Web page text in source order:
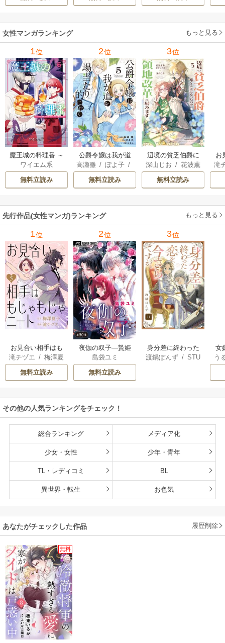
女性マンガランキング もっと見る
1位
魔王城の料理番 ～
コワモテ魔族ばか
りだけど、ホワイ
トな職場です～
ワイエム系
無料立読み
2位
公爵令嬢は我が道
を場当たり的に行
く
高瀬雛/ ぽよ子/
にもし
無料立読み
3位
辺境の貧乏伯爵に
嫁ぐことになった
ので領地改革に励
みます ～the letter
深山じお /花波薫
/ボダックス
無料立読み
お
じ
滝
先行作品(女性マンガ)ランキング もっと見る
1位
お見合い相手はも
じゃもじゃニート
滝チヅエ /梅澤夏
子（エブリスタ）
無料立読み
2位
夜伽の双子―贄姫
は二人の王子に愛
される―【マイク
ロ】
島袋ユミ
無料立読み
3位
身分差に終わった
恋を、今さらです
渡鍋ぽんず /STU
女
一
う
その他の人気ランキングをチェック！
総合ランキング メディア化
少女・女性 少年・青年
TL・レディコミ BL
異世界・転生 お色気
あなたがチェックした作品 履歴削除
無料